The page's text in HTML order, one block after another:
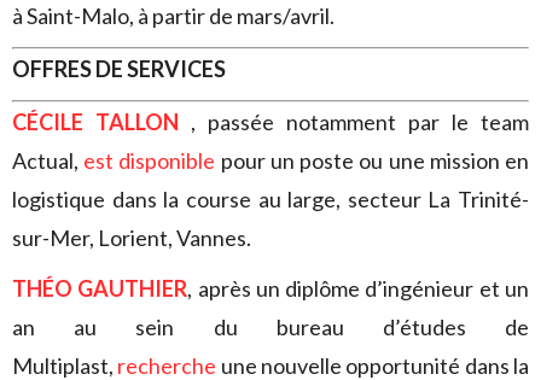
à Saint-Malo, à partir de mars/avril.
OFFRES DE SERVICES
CÉCILE TALLON , passée notamment par le team
Actual, est disponible pour un poste ou une mission en
logistique dans la course au large, secteur La Trinité-
sur-Mer, Lorient,Vannes.
THÉO GAUTHIER, après un diplôme d’ingénieur et un
an au sein du bureau d’études de
Multiplast, recherche une nouvelle opportunité dans la